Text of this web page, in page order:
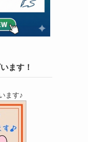
ます！
ます♪